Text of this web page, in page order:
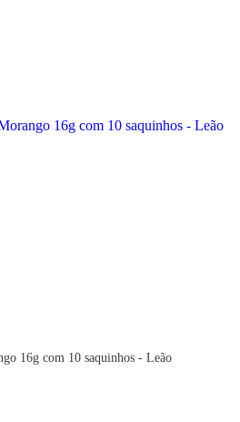
16g com 10 saquinhos - Leão